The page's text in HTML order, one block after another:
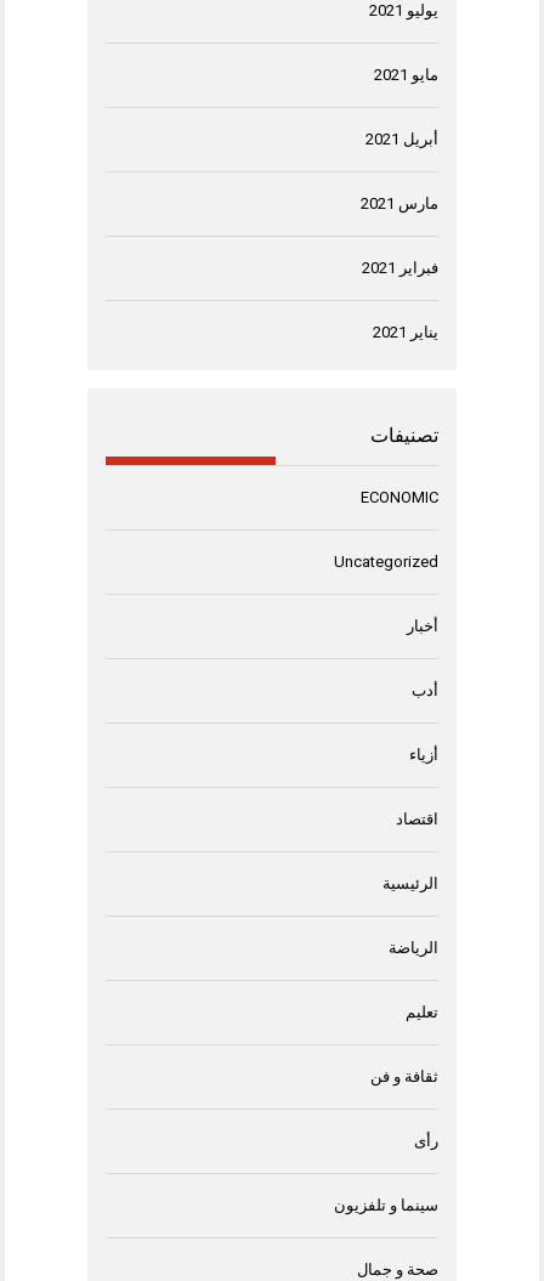
يوليو 2021
مايو 2021
أبريل 2021
مارس 2021
فبراير 2021
يناير 2021
تصنيفات
ECONOMIC
Uncategorized
أخبار
أدب
أزياء
اقتصاد
الرئيسية
الرياضة
تعليم
ثقافة و فن
رأى
سينما و تلفزيون
صحة و جمال